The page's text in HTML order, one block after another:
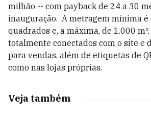
milhão -- com payback de 24 a 30
inauguração. A metragem mínima
quadrados e, a máxima, de 1.000
totalmente conectados com o site e
para vendas, além de etiquetas de
como nas lojas próprias.
Veja também